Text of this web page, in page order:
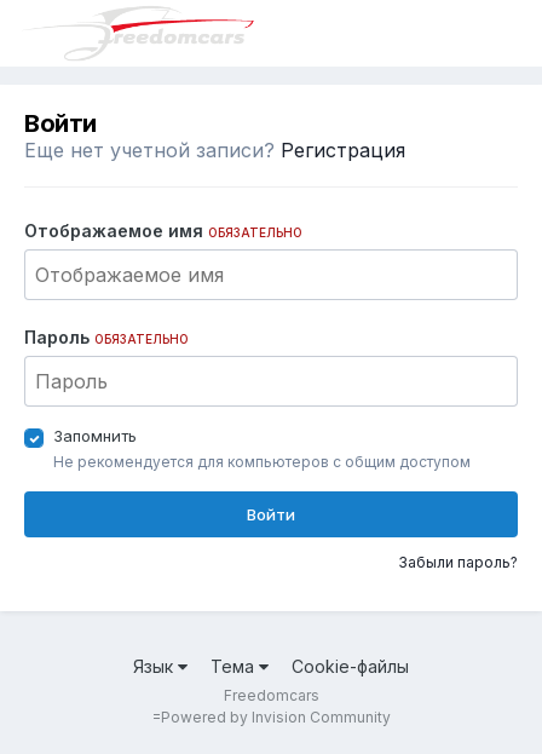
Войти
Еще нет учетной записи? Регистрация
Отображаемое имя ОБЯЗАТЕЛЬНО
Пароль ОБЯЗАТЕЛЬНО
Запомнить
Не рекомендуется для компьютеров с общим доступом
Войти
Забыли пароль?
Язык Тема Cookie-файлы
Freedomcars
=Powered by Invision Community